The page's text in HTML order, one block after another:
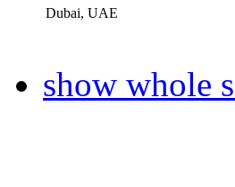
Dubai, UAE
show whole